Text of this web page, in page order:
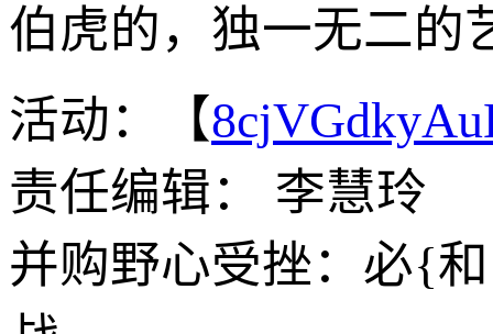
伯虎的，独一无二的
活动：【
责任编辑： 李慧玲
并购野心受挫：必{